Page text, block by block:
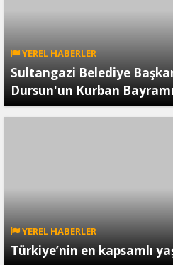
YEREL HABERLER
Sultangazi Belediye
Dursun'un Kurban
YEREL HABERLER
Türkiye’nin en kapsamlı